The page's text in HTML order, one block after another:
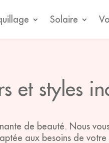
Solaire
et styles
de beauté. Nous
aux besoins de votre